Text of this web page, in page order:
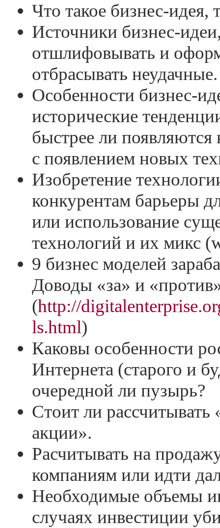
Что такое бизнес-идея,
Источники бизнес-
отшлифовывать и
отбрасывать неудачные.
Особенности бизнес-
исторические
быстрее ли
с появлением новых
Изобретение
конкурентам барьеры
или использование
технологий и их микс
9 бизнес моделей
Доводы «за» и
(http://
ls.html)
Каковы особенности
Интернета (старого и
очередной ли пузырь?
Стоит ли рассчитывать
акции».
Расчитывать на
компаниям или идти
Необходимые объемы
случаях инвестиции